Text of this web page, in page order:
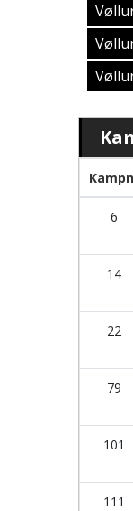
6
14
22
79
101
111